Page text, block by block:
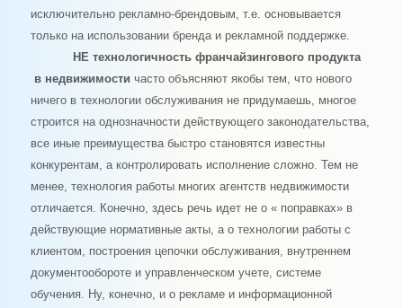
исключительно рекламно-брендовым, т.е. основывается
только на использовании бренда и рекламной поддержке.
НЕ технологичность франчайзингового продукта
в недвижимости часто объясняют якобы тем, что нового
ничего в технологии обслуживания не придумаешь, многое
строится на однозначности действующего законодательства,
все иные преимущества быстро становятся известны
конкурентам, а контролировать исполнение сложно. Тем не
менее, технология работы многих агентств недвижимости
отличается. Конечно, здесь речь идет не о « поправках» в
действующие нормативные акты, а о технологии работы с
клиентом, построения цепочки обслуживания, внутреннем
документообороте и управленческом учете, системе
обучения. Ну, конечно, и о рекламе и информационной